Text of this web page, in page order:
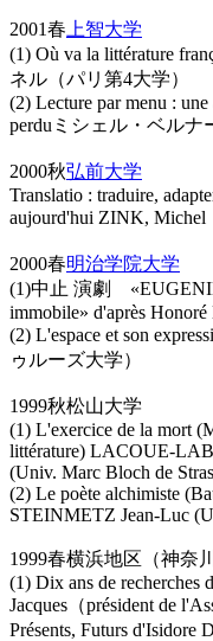
2001春 上智大学
(1) Où va la littérature
ネル（パリ第4大学）
(2) Lecture par menu :
perduミシェル・ベルナ
2000秋弘前大学
Translatio : traduire,
aujourd'hui ZINK,
2000春明治学院大学
(1)中止 演劇
immobile» d'après
(2) L'espace et son
ゥルーズ大学）
1999秋松山大学
(1) L'exercice de la mort
littérature) LACOUE-
(Univ. Marc Bloch de
(2) Le poète alchimiste
STEINMETZ Jean-Luc
1999春横浜地区（神奈
(1) Dix ans de recherches
Jacques（président de
Présents, Futurs d'Isidore